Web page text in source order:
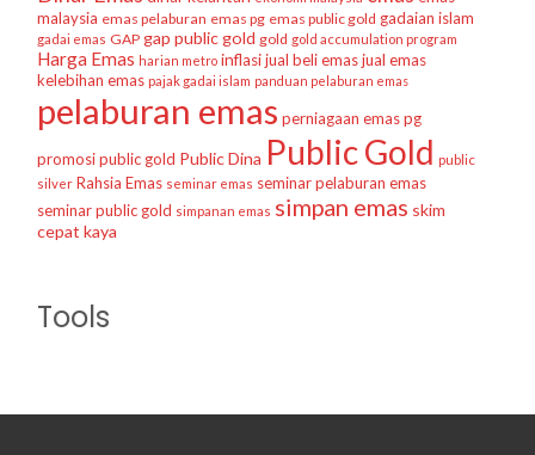
malaysia emas pelaburan emas pg emas public gold gadaian islam
gadai emas GAP gap public gold gold gold accumulation program
Harga Emas harian metro inflasijual beli emasjual emas
kelebihan emas pajak gadai islam panduan pelaburan emas
pelaburan emas perniagaan emaspg
promosi public gold Public Dina Public Gold public
silver Rahsia Emas seminar emas seminar pelaburan emas
seminar public gold simpanan emas simpan emas skim
cepat kaya
Tools